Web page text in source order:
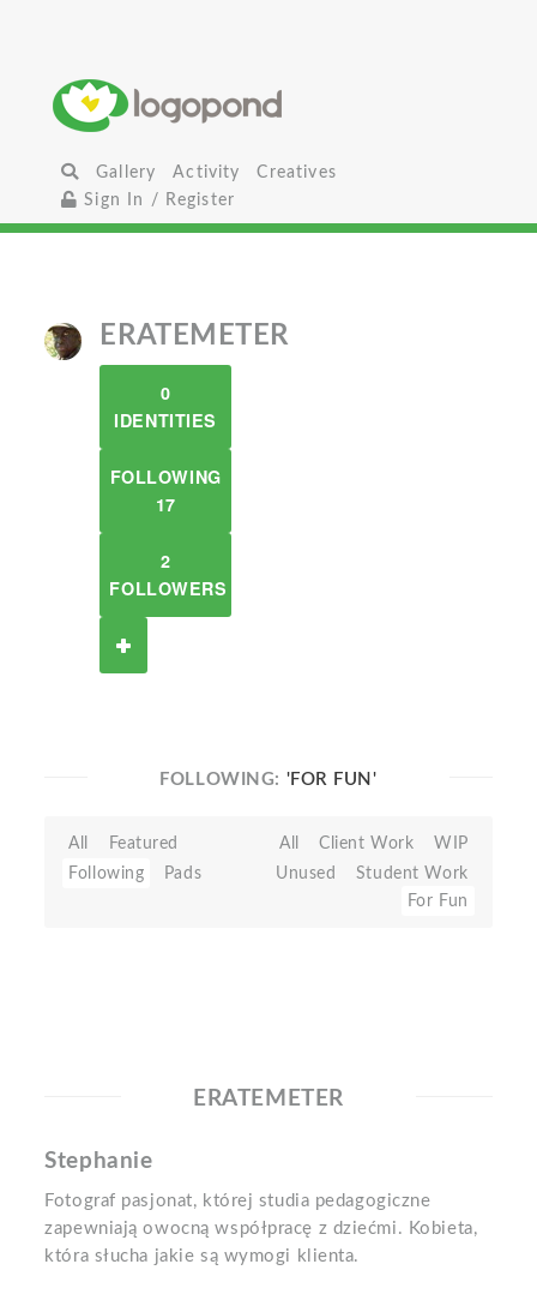
Gallery Activity
Creatives
Sign In / Register
ERATEMETER
0
IDENTITIES
FOLLOWING
17
2
FOLLOWERS
FOLLOWING: 'FOR FUN'
All
Featured
Following
Pads
All Client Work
WIP
Unused
Student Work
For Fun
ERATEMETER
Stephanie
Fotograf pasjonat, której studia pedagogiczne
zapewniają owocną współpracę z dziećmi. Kobieta,
która słucha jakie są wymogi klienta.